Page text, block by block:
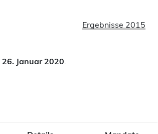
Ergebnisse 2015
26. Januar 2020.